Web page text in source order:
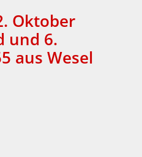
Oktober
und 6.
aus Wesel